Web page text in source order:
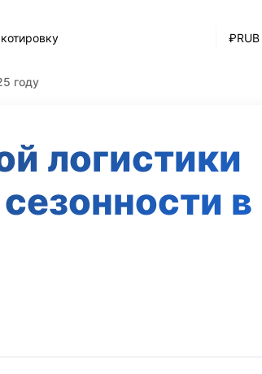
₽RUB
году
логистики